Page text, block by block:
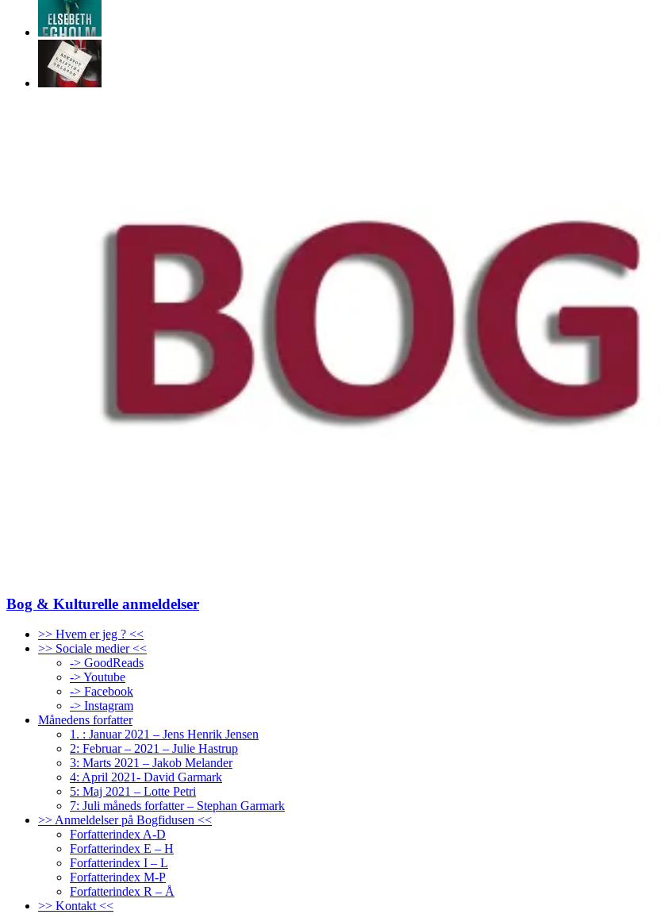
Bog & Kulturelle anmeldelser
>> Hvem er jeg ? <<
>> Sociale medier <<
-> GoodReads
-> Youtube
-> Facebook
-> Instagram
Månedens forfatter
1. : Januar 2021 – Jens Henrik Jensen
2: Februar – 2021 – Julie Hastrup
3: Marts 2021 – Jakob Melander
4: April 2021- David Garmark
5: Maj 2021 – Lotte Petri
7: Juli måneds forfatter – Stephan Garmark
>> Anmeldelser på Bogfidusen <<
Forfatterindex A-D
Forfatterindex E – H
Forfatterindex I – L
Forfatterindex M-P
Forfatterindex R – Å
>> Kontakt <<